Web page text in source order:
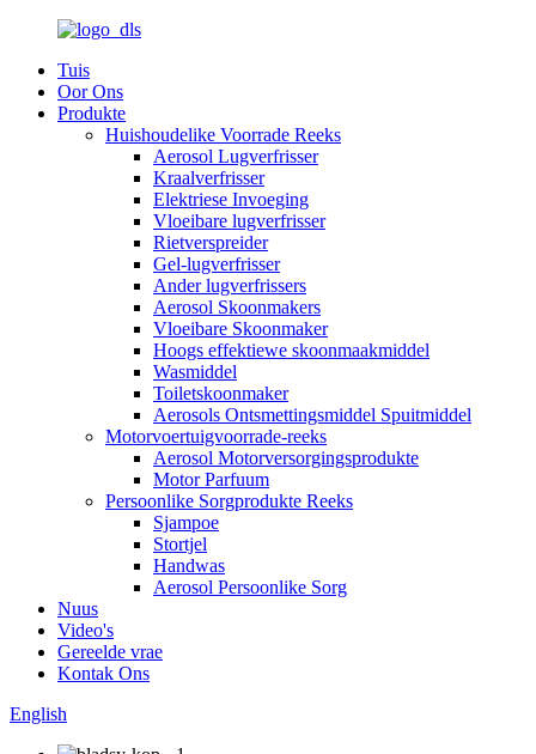
Tuis
Oor Ons
Produkte
Huishoudelike Voorrade Reeks
Aerosol Lugverfrisser
Kraalverfrisser
Elektriese Invoeging
Vloeibare lugverfrisser
Rietverspreider
Gel-lugverfrisser
Ander lugverfrissers
Aerosol Skoonmakers
Vloeibare Skoonmaker
Hoogs effektiewe skoonmaakmiddel
Wasmiddel
Toiletskoonmaker
Aerosols Ontsmettingsmiddel Spuitmiddel
Motorvoertuigvoorrade-reeks
Aerosol Motorversorgingsprodukte
Motor Parfuum
Persoonlike Sorgprodukte Reeks
Sjampoe
Stortjel
Handwas
Aerosol Persoonlike Sorg
Nuus
Video's
Gereelde vrae
Kontak Ons
English